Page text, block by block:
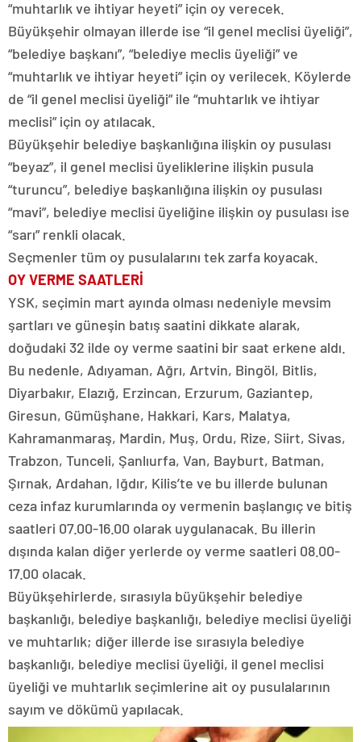
“muhtarlık ve ihtiyar heyeti” için oy verecek.
Büyükşehir olmayan illerde ise “il genel meclisi üyeliği”,
“belediye başkanı”, “belediye meclis üyeliği” ve
“muhtarlık ve ihtiyar heyeti” için oy verilecek. Köylerde
de “il genel meclisi üyeliği” ile “muhtarlık ve ihtiyar
meclisi” için oy atılacak.
Büyükşehir belediye başkanlığına ilişkin oy pusulası
“beyaz”, il genel meclisi üyeliklerine ilişkin pusula
“turuncu”, belediye başkanlığına ilişkin oy pusulası
“mavi”, belediye meclisi üyeliğine ilişkin oy pusulası ise
“sarı” renkli olacak.
Seçmenler tüm oy pusulalarını tek zarfa koyacak.
OY VERME SAATLERİ
YSK, seçimin mart ayında olması nedeniyle mevsim
şartları ve güneşin batış saatini dikkate alarak,
doğudaki 32 ilde oy verme saatini bir saat erkene aldı.
Bu nedenle, Adıyaman, Ağrı, Artvin, Bingöl, Bitlis,
Diyarbakır, Elazığ, Erzincan, Erzurum, Gaziantep,
Giresun, Gümüşhane, Hakkari, Kars, Malatya,
Kahramanmaraş, Mardin, Muş, Ordu, Rize, Siirt, Sivas,
Trabzon, Tunceli, Şanlıurfa, Van, Bayburt, Batman,
Şırnak, Ardahan, Iğdır, Kilis’te ve bu illerde bulunan
ceza infaz kurumlarında oy vermenin başlangıç ve bitiş
saatleri 07.00-16.00 olarak uygulanacak. Bu illerin
dışında kalan diğer yerlerde oy verme saatleri 08.00-
17.00 olacak.
Büyükşehirlerde, sırasıyla büyükşehir belediye
başkanlığı, belediye başkanlığı, belediye meclisi üyeliği
ve muhtarlık; diğer illerde ise sırasıyla belediye
başkanlığı, belediye meclisi üyeliği, il genel meclisi
üyeliği ve muhtarlık seçimlerine ait oy pusulalarının
sayım ve dökümü yapılacak.